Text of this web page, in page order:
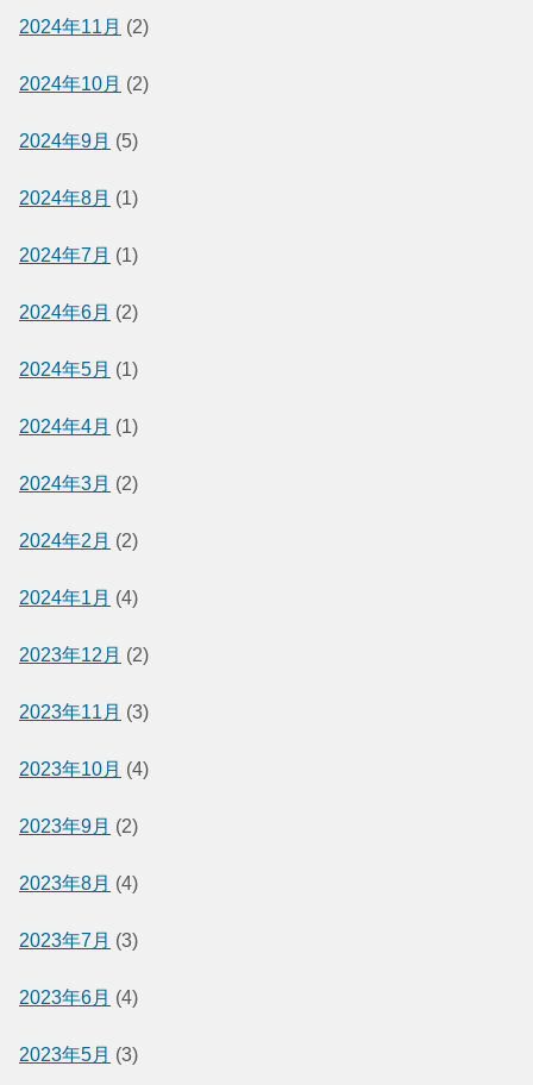
2024年11月 (2)
2024年10月 (2)
2024年9月 (5)
2024年8月 (1)
2024年7月 (1)
2024年6月 (2)
2024年5月 (1)
2024年4月 (1)
2024年3月 (2)
2024年2月 (2)
2024年1月 (4)
2023年12月 (2)
2023年11月 (3)
2023年10月 (4)
2023年9月 (2)
2023年8月 (4)
2023年7月 (3)
2023年6月 (4)
2023年5月 (3)